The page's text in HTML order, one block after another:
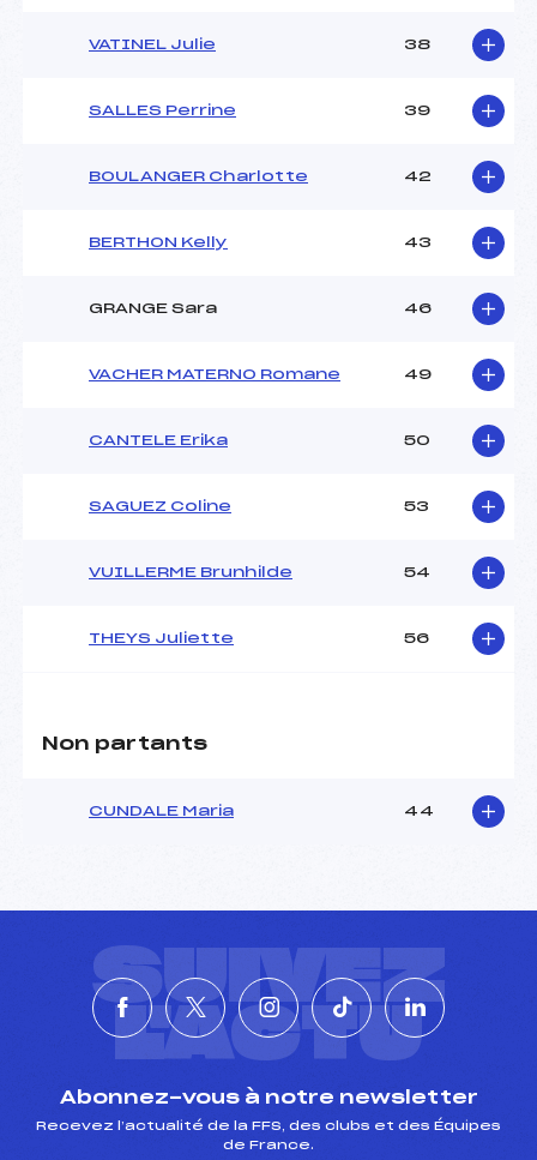
VATINEL Julie 38
SALLES Perrine 39
BOULANGER Charlotte 42
BERTHON Kelly 43
GRANGE Sara 46
VACHER MATERNO Romane 49
CANTELE Erika 50
SAGUEZ Coline 53
VUILLERME Brunhilde 54
THEYS Juliette 56
Non partants
CUNDALE Maria 44
SUIVEZ
L'ACTU
Abonnez-vous à notre newsletter
Recevez l’actualité de la FFS, des clubs et des Équipes
de France.